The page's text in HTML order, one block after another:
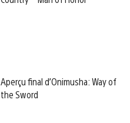
Aperçu final d’Onimusha: Way of
the Sword